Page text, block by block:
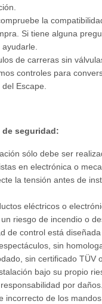
la
Si tiene alguna
de carreras sin
controles para
Escape.
seguridad:
sólo debe ser
en electrónica o
la tensión antes de
eléctricos o
riesgo de incendio o
de control está
sin
sin certificado TÜV o
bajo su propio
por daños.
incorrecto de los